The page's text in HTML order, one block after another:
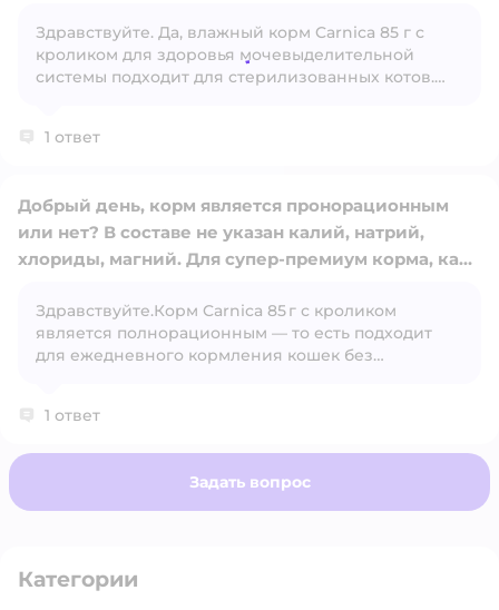
Открыть вопрос
Здравствуйте. Да, влажный корм Carnica 85 г с
кроликом для здоровья мочевыделительной
системы подходит для стерилизованных котов.
особенно актуально для кастрированных и
1 ответ
Открыть вопрос
Добрый день, корм является пронорационным
или нет? В составе не указан калий, натрий,
хлориды, магний. Для супер-премиум корма, как
Уточните полный состав, пожалуйста, по каждого
из вкусов.
Здравствуйте.Корм Carnica 85 г с кроликом
является полнорационным — то есть подходит
для ежедневного кормления кошек без
калий, хлориды и магний, но производитель
кальций, фосфор, витамины)
1 ответ
Задать вопрос
Категории